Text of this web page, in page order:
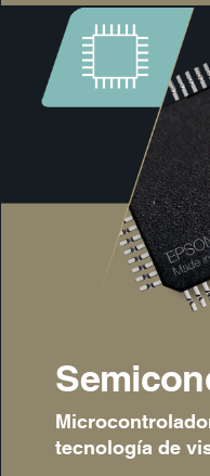
tecnología de